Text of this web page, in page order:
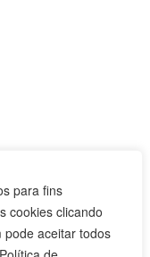
para fins
cookies clicando
pode aceitar todos